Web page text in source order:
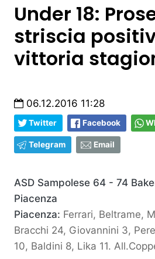
Under 18:
striscia
vittoria
06.12.2016 11:28
Twitter Facebook
Telegram Email
ASD Sampolese 64 - 74
Piacenza
Piacenza: Ferrari, Beltrame,
Bracchi 24, Giovannini 3,
10, Baldini 8, Lika 11.